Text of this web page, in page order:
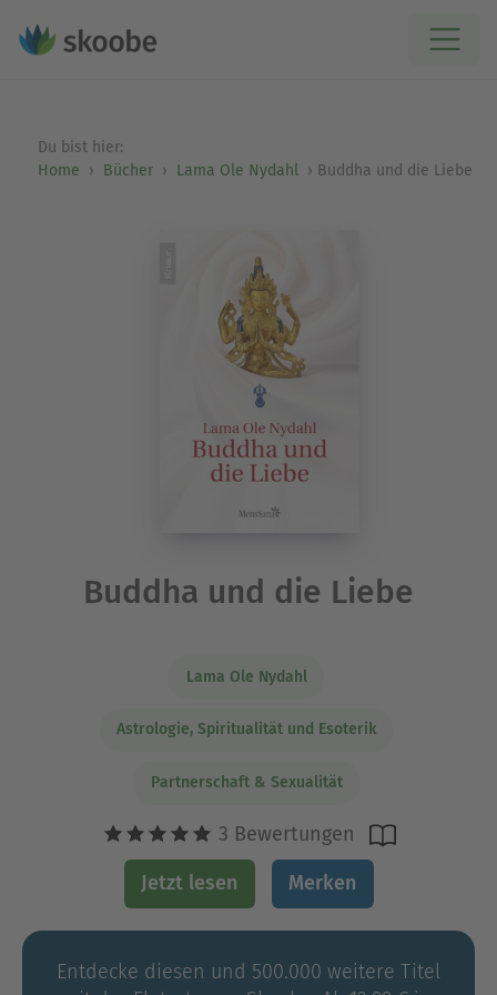
Du bist hier:
Home
Bücher Lama Ole Nydahl Buddha und die Liebe
Buddha und die Liebe
Lama Ole Nydahl
Astrologie, Spiritualität und Esoterik
Partnerschaft & Sexualität
3 Bewertungen
Jetzt lesen Merken
Entdecke diesen und 500.000 weitere Titel